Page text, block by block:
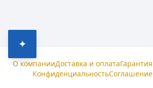
✦
О компанииДоставка и оплатаГарантия
КонфиденциальностьСоглашение